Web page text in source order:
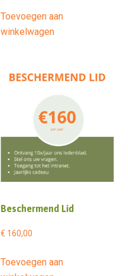
Toevoegen aan
winkelwagen
Beschermend Lid
€ 160,00
Toevoegen aan